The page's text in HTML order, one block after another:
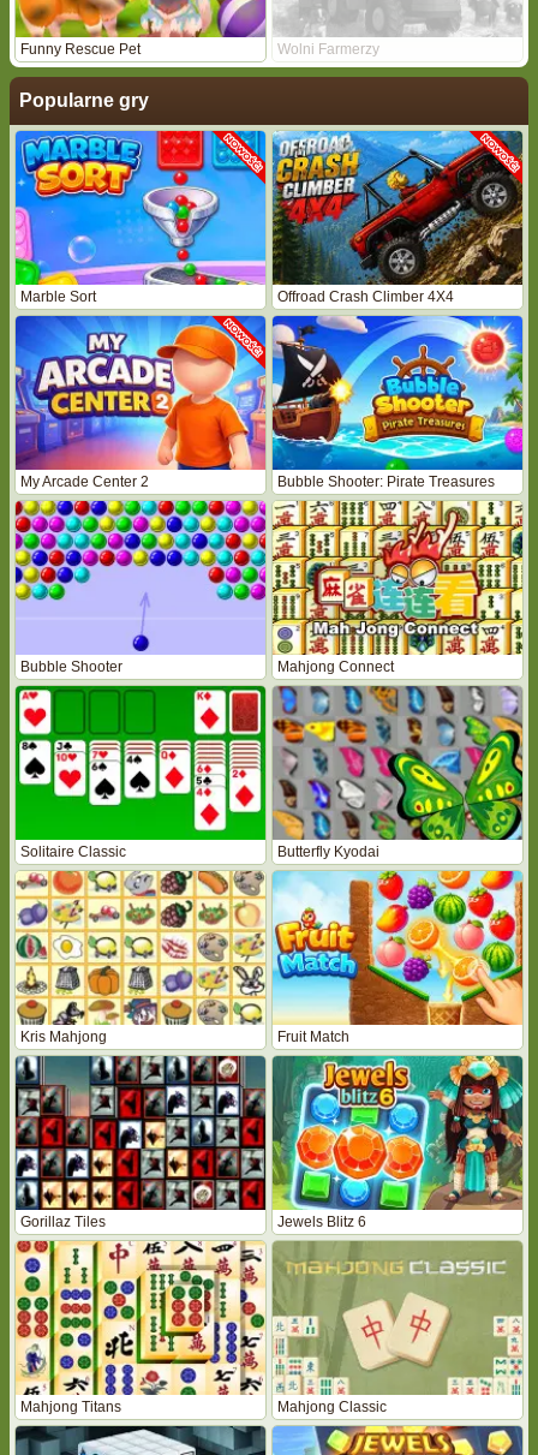
Funny Rescue Pet Wolni Farmerzy
Popularne gry
Marble Sort Offroad Crash Climber 4X4
My Arcade Center 2 Bubble Shooter: Pirate Treasures
Bubble Shooter Mahjong Connect
Solitaire Classic Butterfly Kyodai
Kris Mahjong Fruit Match
Gorillaz Tiles Jewels Blitz 6
Mahjong Titans Mahjong Classic